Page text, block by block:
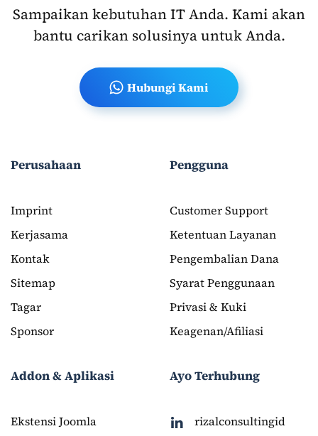
Sampaikan kebutuhan IT Anda. Kami akan
bantu carikan solusinya untuk Anda.
Hubungi Kami
Perusahaan
Imprint
Kerjasama
Kontak
Sitemap
Tagar
Sponsor
Pengguna
Customer Support
Ketentuan Layanan
Pengembalian Dana
Syarat Penggunaan
Privasi & Kuki
Keagenan/Afiliasi
Addon & Aplikasi
Ekstensi Joomla
Ayo Terhubung
rizalconsultingid